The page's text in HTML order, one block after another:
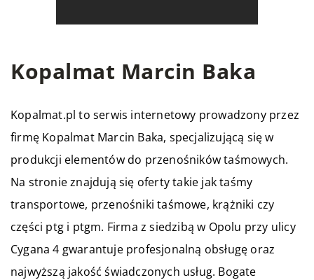
Kopalmat Marcin Baka
Kopalmat.pl to serwis internetowy prowadzony przez
firmę Kopalmat Marcin Baka, specjalizującą się w
produkcji elementów do przenośników taśmowych.
Na stronie znajdują się oferty takie jak taśmy
transportowe, przenośniki taśmowe, krążniki czy
części ptg i ptgm. Firma z siedzibą w Opolu przy ulicy
Cygana 4 gwarantuje profesjonalną obsługę oraz
najwyższą jakość świadczonych usług. Bogate